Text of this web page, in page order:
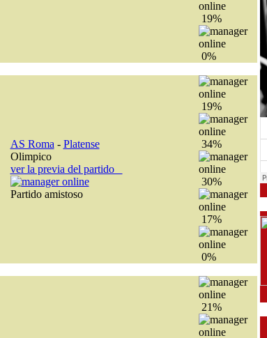
19%
0%
AS Roma - Platense
Olimpico
ver la previa del partido
Partido amistoso
19%
34%
30%
17%
0%
21%